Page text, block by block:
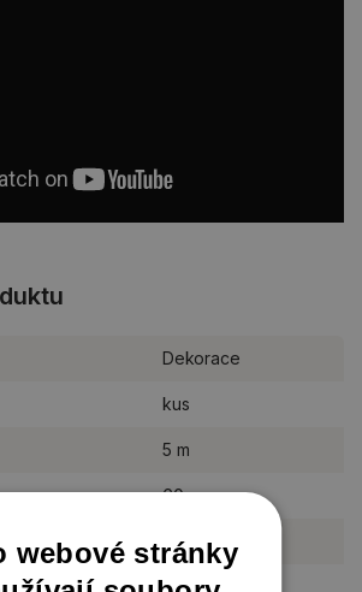
Dekorace
kus
5 m
60 mm
Studio Light
Essentials
webové stránky